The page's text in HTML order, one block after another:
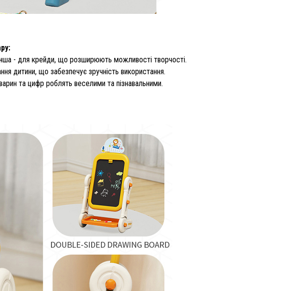
- для крейди, що розширюють можливості творчості.
дитини, що забезпечує зручність використання.
та цифр роблять веселими та пізнавальними.